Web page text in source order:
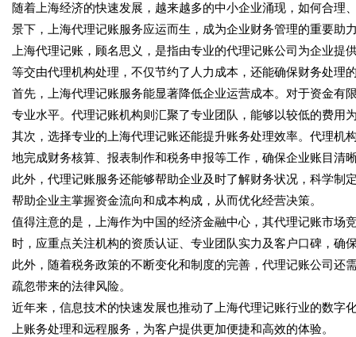
随着上海经济的快速发展，越来越多的中小企业涌现，如何合
景下，上海代理记账服务应运而生，成为企业财务管理的重要助
上海代理记账，顾名思义，是指由专业的代理记账公司为企业
等交由代理机构处理，不仅节约了人力成本，还能确保财务处理
首先，上海代理记账服务能显著降低企业运营成本。对于资金有
专业水平。代理记账机构则汇聚了专业团队，能够以较低的费用
其次，选择专业的上海代理记账还能提升账务处理效率。代理机
地完成财务核算、报表制作和税务申报等工作，确保企业账目清
此外，代理记账服务还能够帮助企业及时了解财务状况，科学
帮助企业主掌握资金流向和成本构成，从而优化经营决策。
值得注意的是，上海作为中国的经济金融中心，其代理记账市场
时，应重点关注机构的资质认证、专业团队实力及客户口碑，确
此外，随着税务政策的不断变化和制度的完善，代理记账公司
疏忽带来的法律风险。
近年来，信息技术的快速发展也推动了上海代理记账行业的数字
上账务处理和远程服务，为客户提供更加便捷和高效的体验。